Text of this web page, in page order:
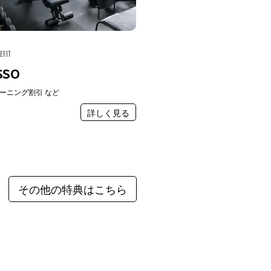
ニング割引 など
詳しく見る
その他の特典はこちら